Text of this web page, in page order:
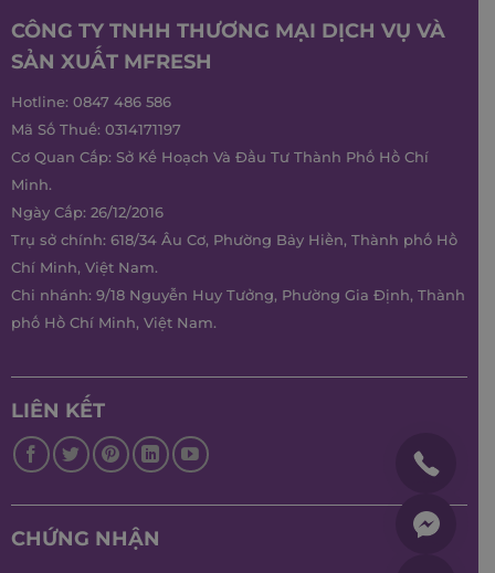
CÔNG TY TNHH THƯƠNG MẠI DỊCH VỤ VÀ
SẢN XUẤT MFRESH
Hotline: 0847 486 586
Mã Số Thuế: 0314171197
Cơ Quan Cấp: Sở Kế Hoạch Và Đầu Tư Thành Phố Hồ Chí
Minh.
Ngày Cấp: 26/12/2016
Trụ sở chính: 618/34 Âu Cơ, Phường Bảy Hiền, Thành phố Hồ
Chí Minh, Việt Nam.
Chi nhánh: 9/18 Nguyễn Huy Tưởng, Phường Gia Định, Thành
phố Hồ Chí Minh, Việt Nam.
LIÊN KẾT
CHỨNG NHẬN